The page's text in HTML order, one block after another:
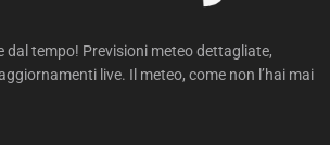
dal tempo! Previsioni meteo dettagliate,
live. Il meteo, come non l’hai mai